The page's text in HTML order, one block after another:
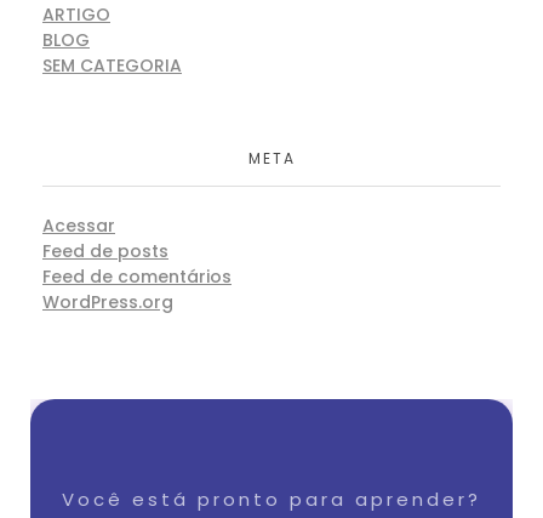
ARTIGO
BLOG
SEM CATEGORIA
META
Acessar
Feed de posts
Feed de comentários
WordPress.org
Você está pronto para aprender?